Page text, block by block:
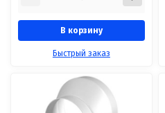
В корзину
Быстрый заказ